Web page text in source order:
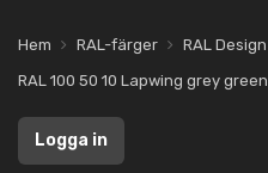
Hem RAL-färger RAL Design
RAL 100 50 10 Lapwing grey green
Logga in